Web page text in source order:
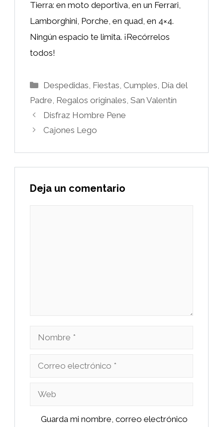
Tierra: en moto deportiva, en un Ferrari,
Lamborghini, Porche, en quad, en 4×4.
Ningún espacio te limita. ¡Recórrelos
todos!
Categorías
Despedidas, Fiestas, Cumples, Día del
Padre, Regalos originales, San Valentín
Disfraz Hombre Pene
Cajones Lego
Deja un comentario
Nombre
Correo
Web
Guarda mi nombre, correo electrónico